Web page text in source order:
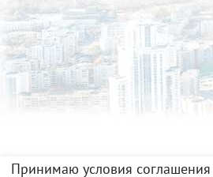
Принимаю условия